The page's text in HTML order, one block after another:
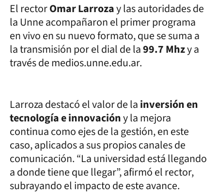
El rectorOmar Larrozay las autoridades de
la Unne acompañaron el primer programa
en vivo en su nuevo formato, que se suma a
la transmisión por el dial de la99.7 Mhzy a
través de medios.unne.edu.ar.
Larroza destacó el valor de lainversión en
tecnología e innovacióny la mejora
continua como ejes de la gestión, en este
caso, aplicados a sus propios canales de
comunicación. “La universidad está llegando
a donde tiene que llegar”, afirmó el rector,
subrayando el impacto de este avance.